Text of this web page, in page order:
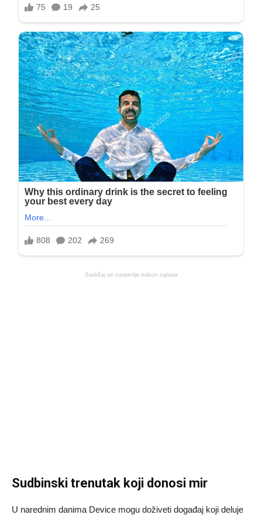
Sadržaj se nastavlja nakon oglasa
Sudbinski trenutak koji donosi mir
U narednim danima Device mogu doživeti događaj koji deluje